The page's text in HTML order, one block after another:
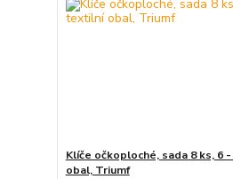
Klíče očkoploché, sada 8 ks, 6
obal, Triumf